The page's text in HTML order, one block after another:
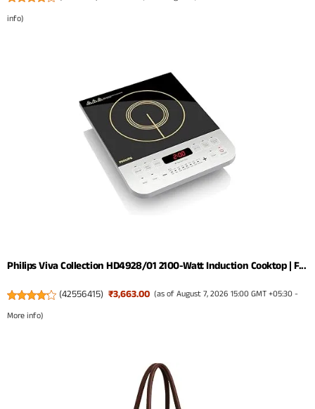
info)
Philips Viva Collection HD4928/01 2100-Watt Induction Cooktop | F...
(42556415) ₹3,663.00 (as of August 7, 2026 15:00 GMT +05:30 -
More info)